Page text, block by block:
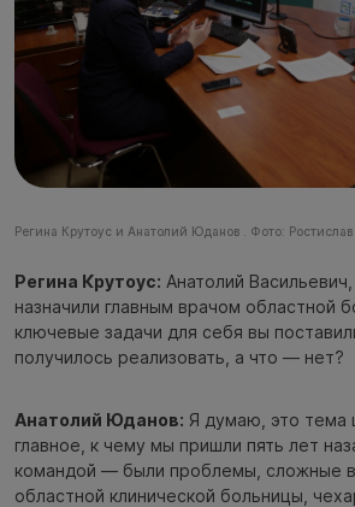
Регина Крутоус и Анатолий Юданов . Фото:
Регина Крутоус: Анатолий
назначили главным врачом областной
ключевые задачи для себя вы
получилось реализовать, а что — нет?
Анатолий Юданов: Я думаю, это тема
главное, к чему мы пришли пять лет
командой — были проблемы, сложные
областной клинической больницы,